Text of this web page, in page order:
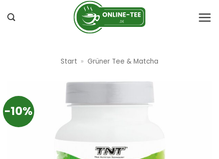
Inhalt
Start » Grüner Tee & Matcha
-10%